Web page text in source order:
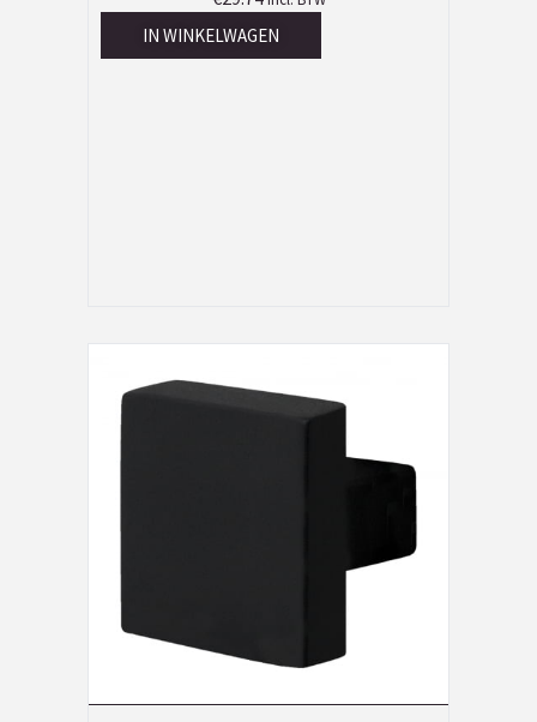
IN WINKELWAGEN